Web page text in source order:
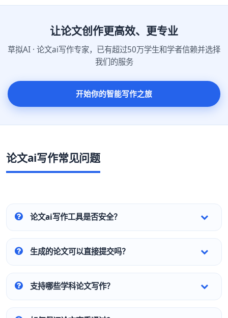
让论文创作更高效、更专业
草拟AI · 论文ai写作专家，已有超过50万学生和学者信赖并选择
我们的服务
开始你的智能写作之旅
论文ai写作常见问题
论文ai写作工具是否安全？
生成的论文可以直接提交吗？
支持哪些学科论文写作？